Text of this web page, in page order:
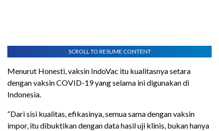
SCROLL TO RESUME CONTENT
Menurut Honesti, vaksin IndoVac itu kualitasnya setara
dengan vaksin COVID-19 yang selama ini digunakan di
Indonesia.
“Dari sisi kualitas, efikasinya, semua sama dengan vaksin
impor, itu dibuktikan dengan data hasil uji klinis, bukan hanya